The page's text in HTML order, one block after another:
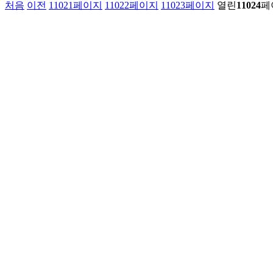
처음 이전 11021페이지 11022페이지 11023페이지 열린11024페